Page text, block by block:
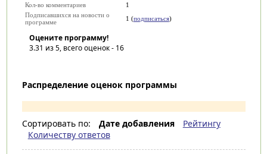
Кол-во комментариев
1
Подписавшихся на новости о
программе
1 (подписаться)
Оцените программу!
3.31 из 5, всего оценок - 16
Распределение оценок программы
Сортировать по: Дате добавления
Рейтингу
Количеству ответов